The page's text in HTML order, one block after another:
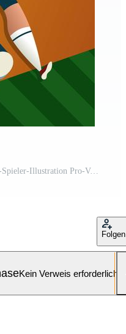
England-Weltmeisterschaft-Fußball-Spieler-Illustration Pro-Vektor und Pro-SVG
Folgen
Kein Verweis erforderlich